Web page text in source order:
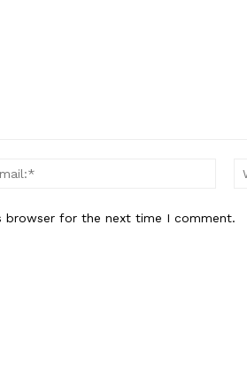
browser for the next time I comment.